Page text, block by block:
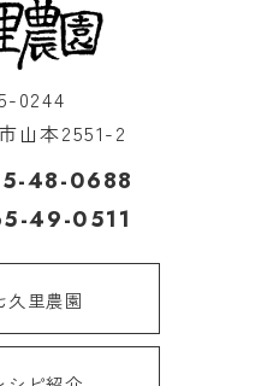
0244
山本2551-2
48-0688
49-0511
久里農園